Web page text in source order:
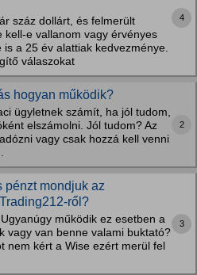
száz dollárt, és felmerült
kell-e vallanom vagy érvényes
a 25 év alattiak kedvezménye.
válaszokat
4
hogyan működik?
ügyletnek számít, ha jól tudom,
elszámolni. Jól tudom? Az
vagy csak hozzá kell venni
2
pénzt mondjuk az
ről?
működik ez esetben a
vagy van benne valami buktató?
nem kért a Wise ezért merül fel
3